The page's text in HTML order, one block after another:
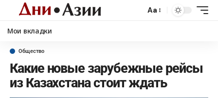
Aa
Мои вкладки
Общество
Какие новые зарубежные рейсы
из Казахстана стоит ждать